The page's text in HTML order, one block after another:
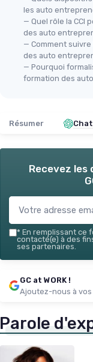
les auto
— Quel rôle la CCI
des auto
— Comment
des auto
— Pourquoi
formation des
Résumer
Recevez les
* En remplissant ce
contacté(e) à des
ses partenaires.
GC at WORK !
Ajoutez-nous à
Parole